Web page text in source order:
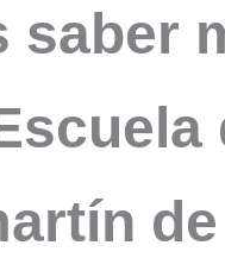
saber